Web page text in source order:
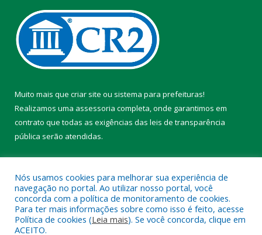
Muito mais que criar site ou sistema para prefeituras!
Realizamos uma assessoria completa, onde garantimos em
contrato que todas as exigências das leis de transparência
pública serão atendidas.
Todos os direitos reservados a Prefeitura Municipal de Chaves.
Nós usamos cookies para melhorar sua experiência de
navegação no portal. Ao utilizar nosso portal, você
concorda com a política de monitoramento de cookies.
Para ter mais informações sobre como isso é feito, acesse
Política de cookies (Leia mais). Se você concorda, clique em
ACEITO.